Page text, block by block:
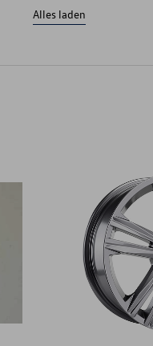
Alles laden